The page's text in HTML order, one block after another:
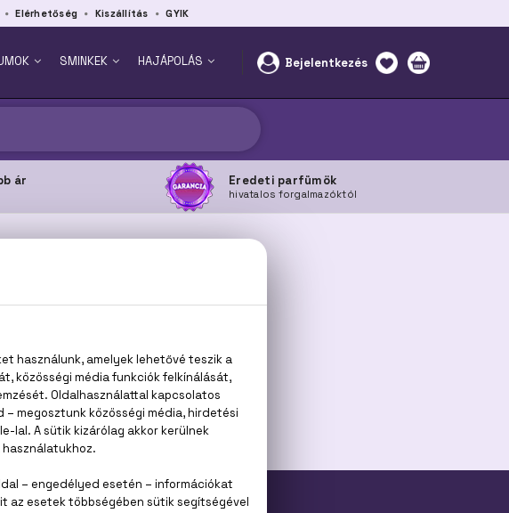
Elérhetőség Kiszállítás GYIK
SMINKEK HAJÁPOLÁS Bejelentkezés
ár Eredeti parfümök
hivatalos forgalmazóktól
sem érhető el.
kategóriák közül:
HAJÁPOLÁS